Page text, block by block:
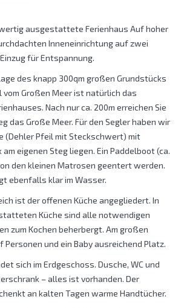
ausgestattete Ferienhaus Auf hoher
Inneneinrichtung auf zwei
für Entspannung.
des knapp 300qm großen Grundstücks
vom Großen Meer ist natürlich das
Nach nur ca. 200m erreichen Sie
das Große Meer. Für den Segler haben wir
(Dehler Pfeil mit Steckschwert) mit
eigenen Steg liegen. Ein Paddelboot (ca.
den kleinen Matrosen geentert werden.
ebenfalls klar im Wasser.
ist der offenen Küche angegliedert. In
Küche sind alle notwendigen
zum Kochen beherbergt. Am großen
und ein Baby ausreichend Platz.
sich im Erdgeschoss. Dusche, WC und
– alles ist vorhanden. Der
an kalten Tagen warme Handtücher.